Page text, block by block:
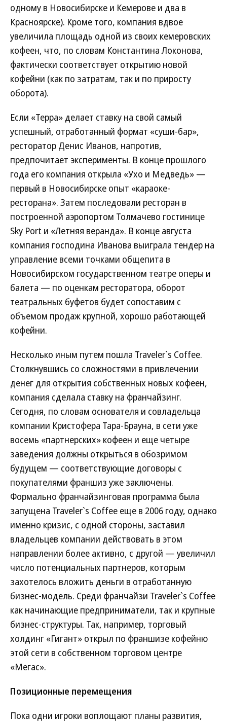
одному в Новосибирске и Кемерове и два в
Красноярске). Кроме того, компания вдвое
увеличила площадь одной из своих кемеровских
кофеен, что, по словам Константина Локонова,
фактически соответствует открытию новой
кофейни (как по затратам, так и по приросту
оборота).
Если «Терра» делает ставку на свой самый
успешный, отработанный формат «суши-бар»,
ресторатор Денис Иванов, напротив,
предпочитает эксперименты. В конце прошлого
года его компания открыла «Ухо и Медведь» —
первый в Новосибирске опыт «караоке-
ресторана». Затем последовали ресторан в
построенной аэропортом Толмачево гостинице
Sky Port и «Летняя веранда». В конце августа
компания господина Иванова выиграла тендер на
управление всеми точками общепита в
Новосибирском государственном театре оперы и
балета — по оценкам ресторатора, оборот
театральных буфетов будет сопоставим с
объемом продаж крупной, хорошо работающей
кофейни.
Несколько иным путем пошла Traveler`s Coffee.
Столкнувшись со сложностями в привлечении
денег для открытия собственных новых кофеен,
компания сделала ставку на франчайзинг.
Сегодня, по словам основателя и совладельца
компании Кристофера Тара-Брауна, в сети уже
восемь «партнерских» кофеен и еще четыре
заведения должны открыться в обозримом
будущем — соответствующие договоры с
покупателями франшиз уже заключены.
Формально франчайзинговая программа была
запущена Traveler`s Coffee еще в 2006 году, однако
именно кризис, с одной стороны, заставил
владельцев компании действовать в этом
направлении более активно, с другой — увеличил
число потенциальных партнеров, которым
захотелось вложить деньги в отработанную
бизнес-модель. Среди франчайзи Traveler`s Coffee
как начинающие предприниматели, так и крупные
бизнес-структуры. Так, например, торговый
холдинг «Гигант» открыл по франшизе кофейню
этой сети в собственном торговом центре
«Мегас».
Позиционные перемещения
Пока одни игроки воплощают планы развития,